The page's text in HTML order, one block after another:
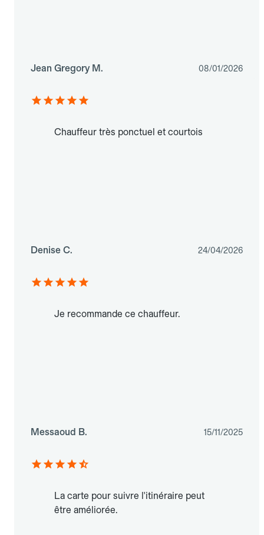
Jean Gregory M. 08/01/2026
Chauffeur très ponctuel et courtois
Denise C. 24/04/2026
Je recommande ce chauffeur.
Messaoud B. 15/11/2025
La carte pour suivre l'itinéraire peut
être améliorée.